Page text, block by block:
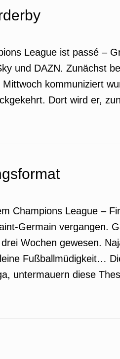
League ist passé –
und DAZN. Zunächst
kommuniziert
Dort wird er,
Champions League –
Germain vergangen.
Wochen gewesen.
Fußballmüdigkeit…
untermauern diese